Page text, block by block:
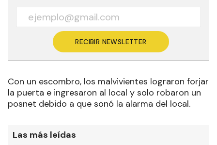
RECIBIR NEWSLETTER
Con un escombro, los malvivientes lograron forjar
la puerta e ingresaron al local y solo robaron un
posnet debido a que sonó la alarma del local.
Las más leídas